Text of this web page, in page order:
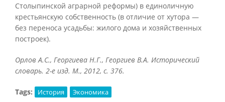
Столыпинской аграрной реформы) в единоличную
крестьянскую собственность (в отличие от хутора —
без переноса усадьбы: жилого дома и хозяйственных
построек).
Орлов А.С., Георгиева Н.Г., Георгиев В.А. Исторический
словарь. 2-е изд. М., 2012, с. 376.
Tags: История Экономика